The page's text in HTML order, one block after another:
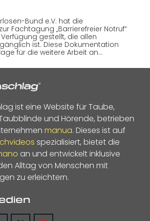
Bund e.V. hat die
Fachtagung „Barrierefreier Notruf“
Verfügung gestellt, die allen
ist. Diese Dokumentation
für die weitere Arbeit an…
ist eine Website für Taube,
und Hörende, betrieben
manua. Dieses ist auf
spezialisiert, bietet die
an und entwickelt inklusive
Alltag von Menschen mit
zu erleichtern.